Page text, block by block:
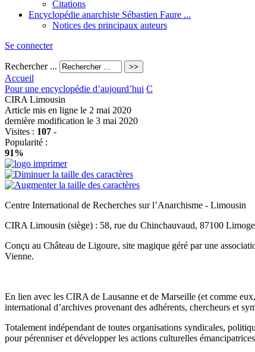
Citations
Encyclopédie anarchiste Sébastien Faure ...
Notices des principaux auteurs
Se connecter
Rechercher ...
Accueil
Pour une encyclopédie d’aujourd’hui C
CIRA Limousin
Article mis en ligne le 2 mai 2020
dernière modification le 3 mai 2020
Visites : 107 -
Popularité :
91%
Centre International de Recherches sur l’Anarchisme - Limousin
CIRA Limousin (siège) : 58, rue du Chinchauvaud, 87100
Conçu au Château de Ligoure, site magique géré par une
Vienne.
En lien avec les CIRA de Lausanne et de Marseille (et comme
international d’archives provenant des adhérents, chercheurs et
Totalement indépendant de toutes organisations syndicales,
pour pérenniser et développer les actions culturelles